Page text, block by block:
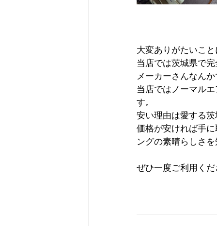
大変ありがたいこ
当店では茨城県で
メーカーさんなん
当店ではノーマル
す。
安い理由は愛する
価格が安ければ手
ングの素晴らしさ
ぜひ一度ご利用く